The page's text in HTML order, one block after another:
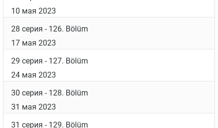
5 апреля 2023
23 серия
- 121. Bölüm
12 апреля 2023
24 серия
- 122. Bölüm
19 апреля 2023
25 серия
- 123. Bölüm
26 апреля 2023
26 серия
- 124. Bölüm